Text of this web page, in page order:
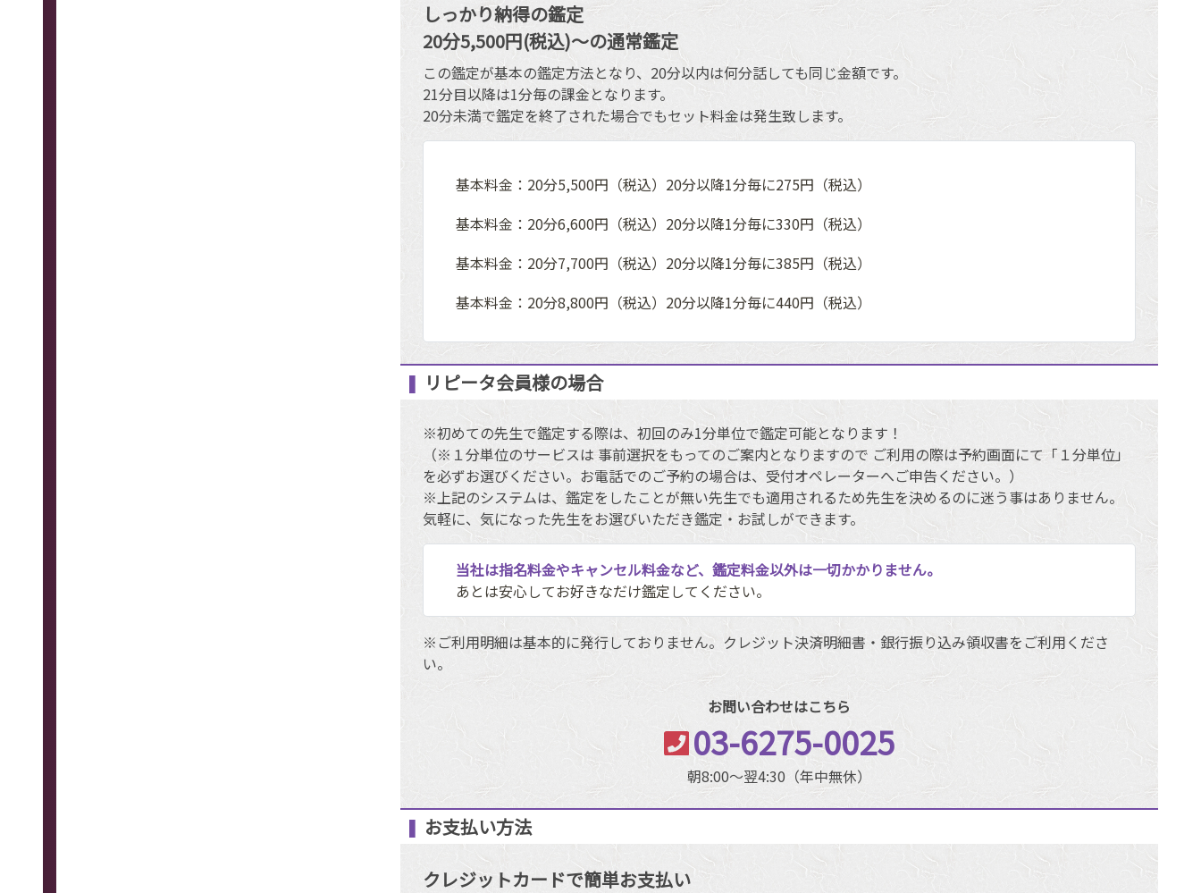
しっかり納得の鑑定
20分5,500円(税込)〜の通常鑑定
この鑑定が基本の鑑定方法となり、20分以内は何分話しても同じ金額です。
21分目以降は1分毎の課金となります。
20分未満で鑑定を終了された場合でもセット料金は発生致します。
基本料金：20分5,500円（税込）20分以降1分毎に275円（税込）
基本料金：20分6,600円（税込）20分以降1分毎に330円（税込）
基本料金：20分7,700円（税込）20分以降1分毎に385円（税込）
基本料金：20分8,800円（税込）20分以降1分毎に440円（税込）
リピータ会員様の場合
※初めての先生で鑑定する際は、初回のみ1分単位で鑑定可能となります！
（※１分単位のサービスは 事前選択をもってのご案内となりますので ご利用の際は予約画面にて「１分単位」
を必ずお選びください。お電話でのご予約の場合は、受付オペレーターへご申告ください。）
※上記のシステムは、鑑定をしたことが無い先生でも適用されるため先生を決めるのに迷う事はありません。
気軽に、気になった先生をお選びいただき鑑定・お試しができます。
当社は指名料金やキャンセル料金など、鑑定料金以外は一切かかりません。
あとは安心してお好きなだけ鑑定してください。
※ご利用明細は基本的に発行しておりません。クレジット決済明細書・銀行振り込み領収書をご利用くださ
い。
お問い合わせはこちら
03-6275-0025
朝8:00～翌4:30（年中無休）
お支払い方法
クレジットカードで簡単お支払い